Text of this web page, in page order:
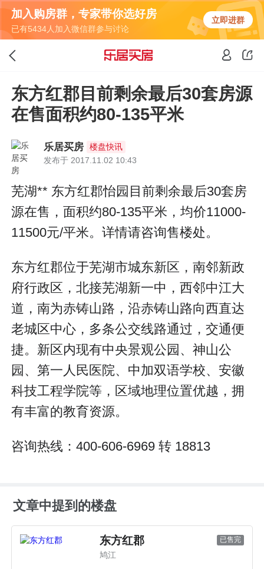
加入购房群，专家带你选好房
已有5434人加入微信群参与讨论
立即进群
东方红郡目前剩余最后30套房源
在售面积约80-135平米
乐居买房
楼盘快讯
发布于 2017.11.02 10:43
芜湖** 东方红郡怡园目前剩余最后30套房
源在售，面积约80-135平米，均价11000-
11500元/平米。详情请咨询售楼处。
东方红郡位于芜湖市城东新区，南邻新政
府行政区，北接芜湖新一中，西邻中江大
道，南为赤铸山路，沿赤铸山路向西直达
老城区中心，多条公交线路通过，交通便
捷。新区内现有中央景观公园、神山公
园、第一人民医院、中加双语学校、安徽
科技工程学院等，区域地理位置优越，拥
有丰富的教育资源。
咨询热线：400-606-6969 转 18813
文章中提到的楼盘
东方红郡 已售完
鸠江